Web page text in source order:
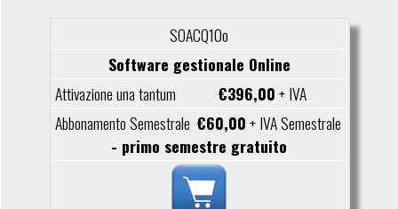
SOACQ10o
Software gestionale Online
€396,00+ IVA
€60,00+ IVA Semestrale
- primo semestre gratuito